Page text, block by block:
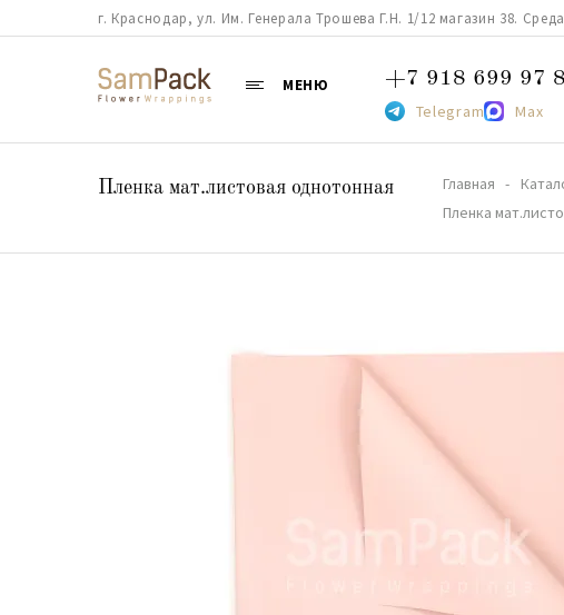
г. Краснодар, ул. Им. Генерала Трошева Г.Н. 1/12 магазин 38.
МЕНЮ +7 918 699 97
Telegram Max
Пленка мат.листовая однотонная Главная
Пленка